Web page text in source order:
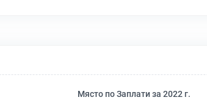
Място по Заплати за 2022 г.